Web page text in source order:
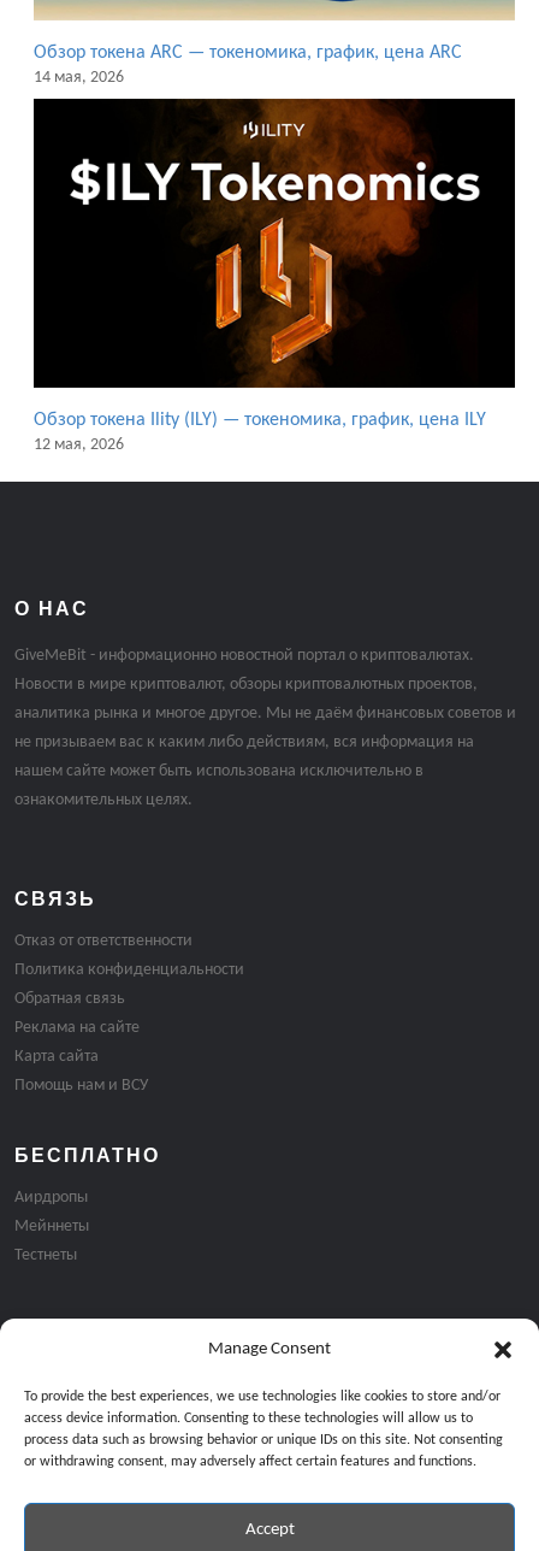
Manage Consent
To provide the best experiences, we use technologies like cookies to store and/or
access device information. Consenting to these technologies will allow us to
process data such as browsing behavior or unique IDs on this site. Not consenting
or withdrawing consent, may adversely affect certain features and functions.
Accept
Обзор токена ARC — токеномика, график, цена ARC
14 мая, 2026
Обзор токена Ility (ILY) — токеномика, график, цена ILY
12 мая, 2026
О НАС
GiveMeBit - информационно новостной портал о криптовалютах.
Новости в мире криптовалют, обзоры криптовалютных проектов,
аналитика рынка и многое другое. Мы не даём финансовых советов и
не призываем вас к каким либо действиям, вся информация на
нашем сайте может быть использована исключительно в
ознакомительных целях.
СВЯЗЬ
Отказ от ответственности
Политика конфиденциальности
Обратная связь
Реклама на сайте
Карта сайта
Помощь нам и ВСУ
БЕСПЛАТНО
Аирдропы
Мейннеты
Тестнеты
Подписка на email рассылку:
Продолжая, вы соглашаетесь с нашей политикой